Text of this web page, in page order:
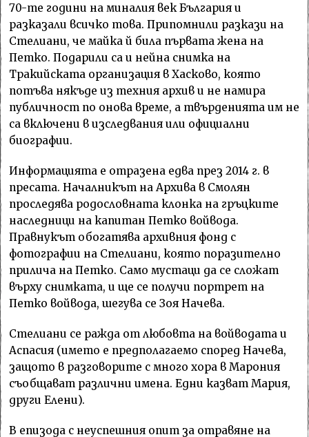
70-те години на миналия век България и
разказали всичко това. Припомнили разкази на
Стелиани, че майка й била първата жена на
Петко. Подарили са и нейна снимка на
Тракийската организация в Хасково, която
потъва някъде из техния архив и не намира
публичност по онова време, а твърденията им не
са включени в изследвания или официални
биографии.
Информацията е отразена едва през 2014 г. в
пресата. Началникът на Архива в Смолян
проследява родословната клонка на гръцките
наследници на капитан Петко войвода.
Правнукът обогатява архивния фонд с
фотографии на Стелиани, която поразително
прилича на Петко. Само мустаци да се сложат
върху снимката, и ще се получи портрет на
Петко войвода, шегува се Зоя Начева.
Стелиани се ражда от любовта на войводата и
Аспасия (името е предполагаемо според Начева,
защото в разговорите с много хора в Марония
съобщават различни имена. Едни казват Мария,
други Елени).
В епизода с неуспешния опит за отравяне на